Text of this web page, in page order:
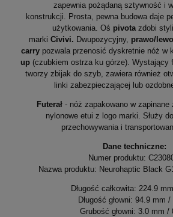
zapewnia pożądaną sztywność i
konstrukcji. Prosta, pewna budowa daje
użytkowania. Oś pivotazdobi
marki Civivi. Dwupozycyjny, prawo/
carry pozwala przenosić dyskretnie nóż w
up (czubkiem ostrza ku górze). Wystający
tworzy zbijak do szyb, zawiera również
linki zabezpieczającej lub
Futerał- nóż zapakowano w zapinane
nylonowe etui z logo marki. Służy
przechowywania i
Dane techniczne:
Numer produktu:
Nazwa produktu: Neurohaptic Black
Długość całkowita: 224.9
Długość głowni: 94.9 mm /
Grubość głowni: 3.0 mm /